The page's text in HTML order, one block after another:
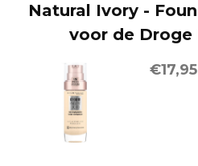
Natural Ivory -
voor de Droge
€17,95